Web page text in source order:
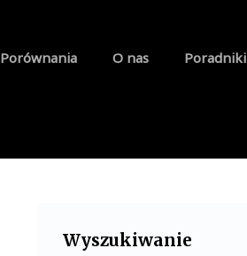
Porównania O nas Poradniki
Wyszukiwanie